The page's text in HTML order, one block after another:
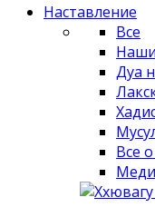
Наставление
Все
Дуа
Все